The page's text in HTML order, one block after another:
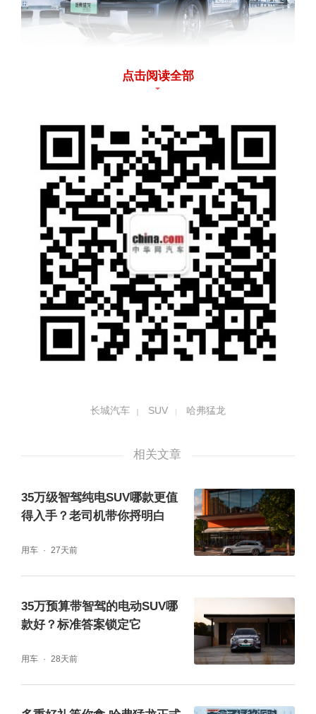
统，哈弗猛龙的NEDC纯电续航里程达145k
m，更支持最高41Kw快充，仅需28分钟，电
量就能从30%充至80%，日常通勤完全享受电
车的舒适性和经济性；WLTC馈电油耗低至百
公里5.98L，满油满电综合续航超1000公里，
没有纯电车的里程焦虑，自驾旅行省时省心。
“安全至上”的设计理念一直是长城汽车绝对要
坚守的底线。哈弗猛龙车身关键部位钢板强度
2000兆帕，整车高强度钢比例高达72.1%，白
的钢筋铁骨，只为更好地守护驾乘人员的安
点击阅读全部
长城汽车 SUV 哈弗猛龙
相关文章
35万级智驾纯电SUV哪款更值
得入手？老司机带你捋明白
用车 27天前
35万预算带智驾的电动SUV哪
款好？标准答案锁定它
用车 28天前